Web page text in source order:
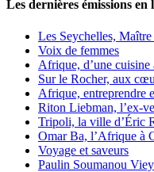
Les dernières émissions en
Les Seychelles,
Voix de femmes
Afrique, d’une
Sur le Rocher, aux
Afrique, entreprendre
Riton Liebman, l’ex-
Tripoli, la ville d’Éric
Omar Ba, l’Afrique à
Voyage et saveurs
Paulin Soumanou